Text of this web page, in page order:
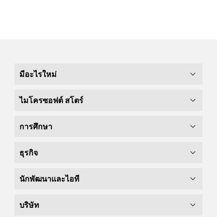
มีอะไรใหม่
ไมโครซอฟต์ สโตร์
การศึกษา
ธุรกิจ
นักพัฒนาและไอที
บริษัท